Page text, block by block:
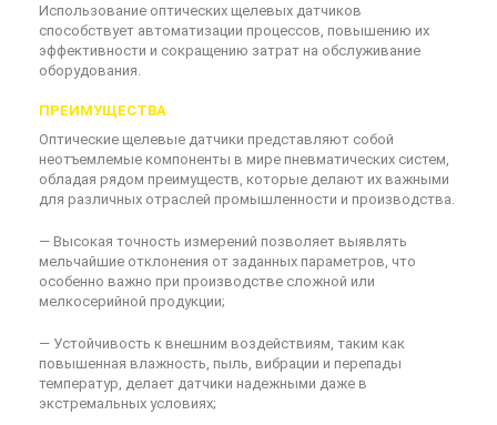
Использование оптических щелевых датчиков
способствует автоматизации процессов, повышению их
эффективности и сокращению затрат на обслуживание
оборудования.
ПРЕИМУЩЕСТВА
Оптические щелевые датчики представляют собой
неотъемлемые компоненты в мире пневматических систем,
обладая рядом преимуществ, которые делают их важными
для различных отраслей промышленности и производства.
— Высокая точность измерений позволяет выявлять
мельчайшие отклонения от заданных параметров, что
особенно важно при производстве сложной или
мелкосерийной продукции;
— Устойчивость к внешним воздействиям, таким как
повышенная влажность, пыль, вибрации и перепады
температур, делает датчики надежными даже в
экстремальных условиях;